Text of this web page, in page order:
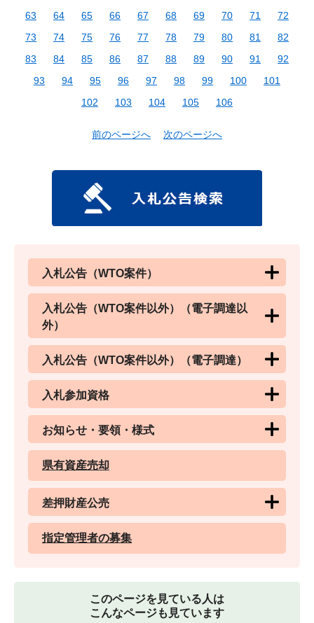
63
64 65 66 67 68 69 70 71
72
73
74 75 76 77 78 79 80 81
82
83
84 85 86 87 88 89 90 91
92
93
94 95 96 97 98 99 100
101
102
103 104 105 106
前のページへ 次のページへ
入札公告（WTO案件）
入札公告（WTO案件以外）（電子調達以
外）
入札公告（WTO案件以外）（電子調達）
入札参加資格
お知らせ・要領・様式
県有資産売却
差押財産公売
指定管理者の募集
このページを見ている人は
こんなページも見ています